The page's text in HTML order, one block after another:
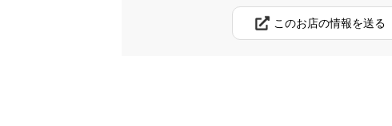
このお店の情報を送る